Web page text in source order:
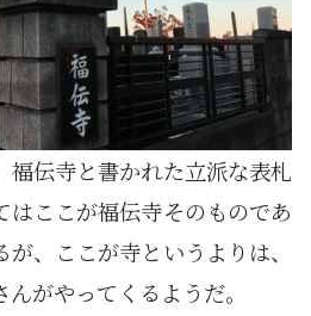
福伝寺と書かれた立派な表札
はここが福伝寺そのものであ
、ここが寺というよりは、
がやってくるようだ。